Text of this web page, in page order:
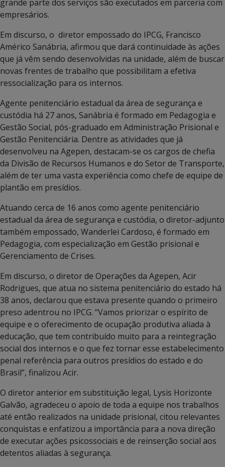
grande parte dos serviços são executados em parceria com
empresários.
Em discurso, o diretor empossado do IPCG, Francisco
Américo Sanábria, afirmou que dará continuidade às ações
que já vêm sendo desenvolvidas na unidade, além de buscar
novas frentes de trabalho que possibilitam a efetiva
ressocialização para os internos.
Agente penitenciário estadual da área de segurança e
custódia há 27 anos, Sanábria é formado em Pedagogia e
Gestão Social, pós-graduado em Administração Prisional e
Gestão Penitenciária. Dentre as atividades que já
desenvolveu na Agepen, destacam-se os cargos de chefia
da Divisão de Recursos Humanos e do Setor de Transporte,
além de ter uma vasta experiência como chefe de equipe de
plantão em presídios.
Atuando cerca de 16 anos como agente penitenciário
estadual da área de segurança e custódia, o diretor-adjunto
também empossado, Wanderlei Cardoso, é formado em
Pedagogia, com especialização em Gestão prisional e
Gerenciamento de Crises.
Em discurso, o diretor de Operações da Agepen, Acir
Rodrigues, que atua no sistema penitenciário do estado há
38 anos, declarou que estava presente quando o primeiro
preso adentrou no IPCG. “Vamos priorizar o espírito de
equipe e o oferecimento de ocupação produtiva aliada à
educação, que tem contribuído muito para a reintegração
social dos internos e o que fez tornar esse estabelecimento
penal referência para outros presídios do estado e do
Brasil”, finalizou Acir.
O diretor anterior em substituição legal, Lysis Horizonte
Galvão, agradeceu o apoio de toda a equipe nos trabalhos
até então realizados na unidade prisional, citou relevantes
conquistas e enfatizou a importância para a nova direção
de executar ações psicossociais e de reinserção social aos
detentos aliadas à segurança.